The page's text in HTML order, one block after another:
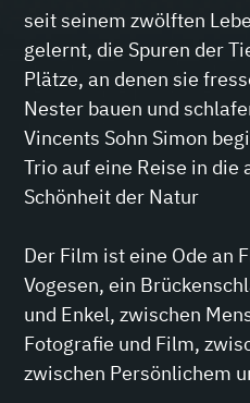
seit seinem zwölften
gelernt, die Spuren der
Plätze, an denen sie
Nester bauen und
Vincents Sohn Simon
Trio auf eine Reise in die
Schönheit der Natur
Der Film ist eine Ode an
Vogesen, ein
und Enkel, zwischen
Fotografie und Film,
zwischen Persönlichem